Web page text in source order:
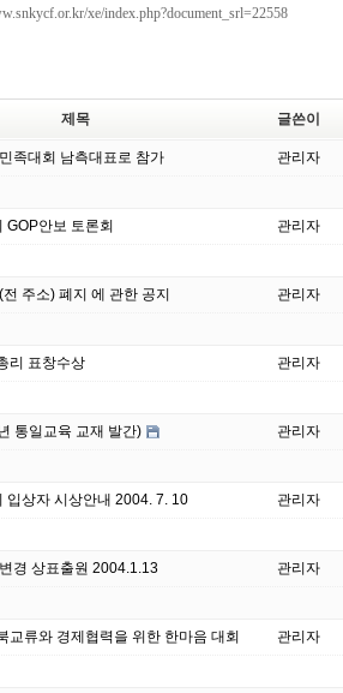
xe/index.php?document_srl=22558
제목 글쓴이
족대회 남측대표로 참가 관리자
GOP안보 토론회 관리자
주소) 폐지 에 관한 공지 관리자
리 표창수상 관리자
통일교육 교재 발간) 관리자
제3회 편지쓰기 입상자 시상안내 2004. 7. 10 관리자
경 상표출원 2004.1.13 관리자
교류와 경제협력을 위한 한마음 대회 관리자